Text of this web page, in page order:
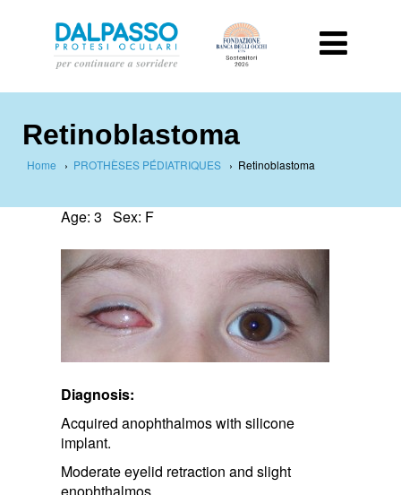
Retinoblastoma
Home › PROTHÈSES PÉDIATRIQUES › Retinoblastoma
Age: 3 Sex: F
Diagnosis:
Acquired anophthalmos with silicone
implant.
Moderate eyelid retraction and ​slight
enophthalmos.